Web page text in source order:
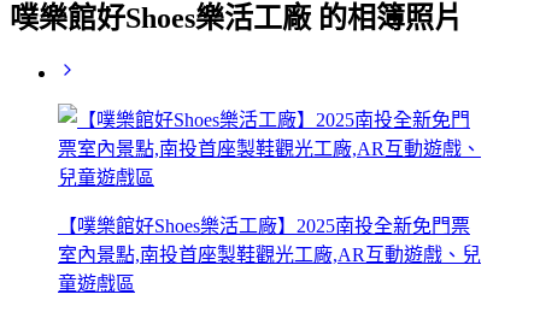
噗樂館好Shoes樂活工廠 的相簿照片
【噗樂館好Shoes樂活工廠】2025南投全新免門票
室內景點,南投首座製鞋觀光工廠,AR互動遊戲、兒
童遊戲區